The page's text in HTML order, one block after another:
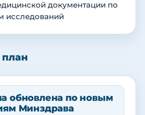
документации по
исследований
обновлена по новым
Минздрава